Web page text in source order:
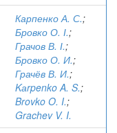
Карпенко А. С.;
Бровко О. І.;
Грачов В. І.;
Бровко О. И.;
Грачёв В. И.;
Kаrpenko A. S.;
Brovko O. I.;
Grachev V. I.